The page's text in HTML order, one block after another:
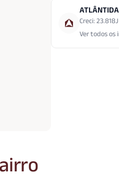
ATLÂNTIDA
Creci: 23.818J
Ver todos os